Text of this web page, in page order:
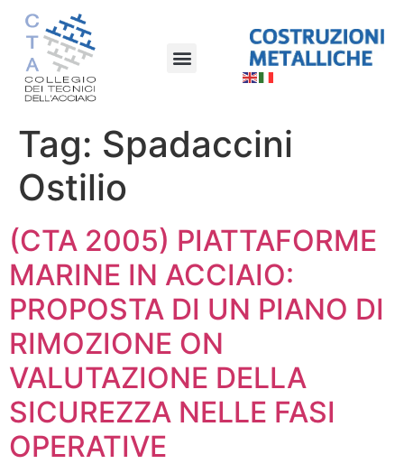
Tag: Spadaccini
Ostilio
(CTA 2005) PIATTAFORME
MARINE IN ACCIAIO:
PROPOSTA DI UN PIANO DI
RIMOZIONE ON
VALUTAZIONE DELLA
SICUREZZA NELLE FASI
OPERATIVE